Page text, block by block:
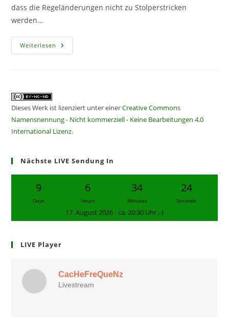
dass die Regeländerungen nicht zu Stolperstricken
werden…
Weiterlesen CF
376
Dieses Werk ist lizenziert unter einerCreative Commons
Namensnennung - Nicht kommerziell - Keine Bearbeitungen 4.0
International Lizenz.
Nächste LIVE Sendung In
9
Days
6
Hours
34
Minutes
23
Seconds
17. August 2026 - ca. 20:30 Uhr ;-)
LIVE Player